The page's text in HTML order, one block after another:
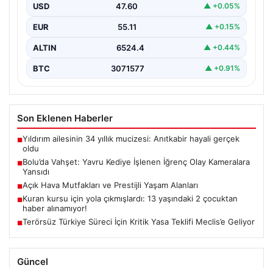
günlerde meydana gelen korkutucu olay, bölgedeki
sakinleri derinden sarstı. Elektrikli…
USD 47.60 ▲ +0.05%
EUR 55.11 ▲ +0.15%
ALTIN 6524.4 ▲ +0.44%
BTC 3071577 ▲ +0.91%
Son Eklenen Haberler
■Yıldırım ailesinin 34 yıllık mucizesi: Anıtkabir hayali gerçek
oldu
■Bolu’da Vahşet: Yavru Kediye İşlenen İğrenç Olay Kameralara
Yansıdı
■Açık Hava Mutfakları ve Prestijli Yaşam Alanları
■Kuran kursu için yola çıkmışlardı: 13 yaşındaki 2 çocuktan
haber alınamıyor!
■Terörsüz Türkiye Süreci İçin Kritik Yasa Teklifi Meclis’e Geliyor
Güncel